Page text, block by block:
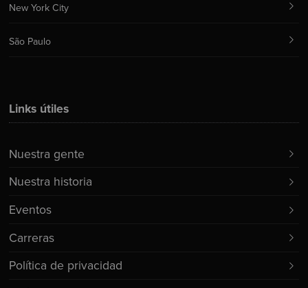
Links útiles
Nuestra gente
Nuestra historia
Eventos
Carreras
Política de privacidad
New York City
São Paulo